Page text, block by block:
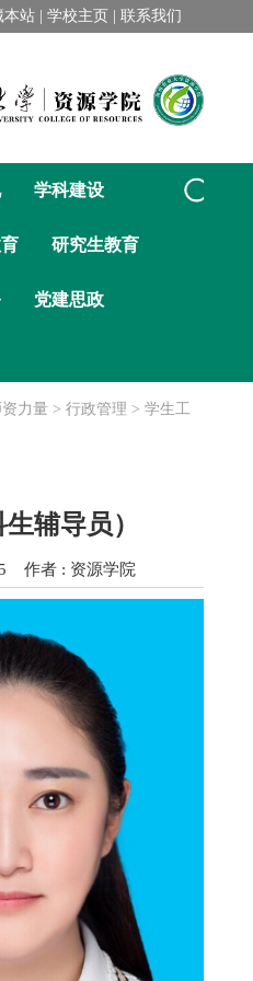
本站 |学校主页 | 联系我们
学科建设
研究生教育
党建思政
资力量> 行政管理 > 学生工
辅导员）
作者 : 资源学院